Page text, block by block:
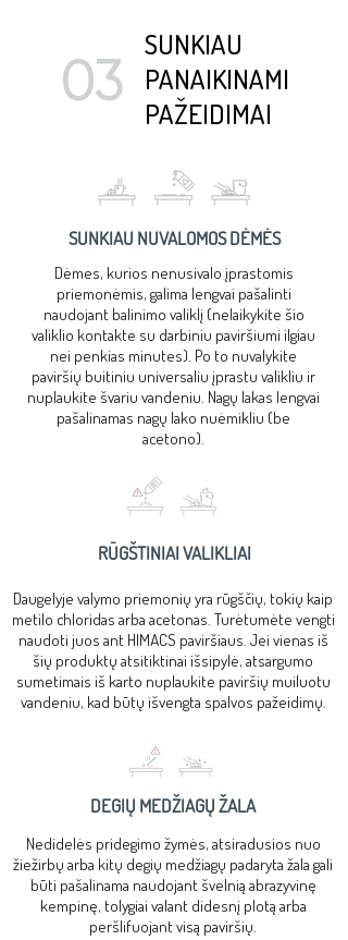
03
SUNKIAU
PANAIKINAMI
PAŽEIDIMAI
SUNKIAU NUVALOMOS DĖMĖS
Dėmes, kurios nenusivalo įprastomis
priemonėmis, galima lengvai pašalinti
naudojant balinimo valiklį (nelaikykite šio
valiklio kontakte su darbiniu paviršiumi ilgiau
nei penkias minutes). Po to nuvalykite
paviršių buitiniu universaliu įprastu valikliu ir
nuplaukite švariu vandeniu. Nagų lakas lengvai
pašalinamas nagų lako nuėmikliu (be
acetono).
RŪGŠTINIAI VALIKLIAI
Daugelyje valymo priemonių yra rūgščių, tokių kaip
metilo chloridas arba acetonas. Turėtumėte vengti
naudoti juos ant HIMACS paviršiaus. Jei vienas iš
šių produktų atsitiktinai išsipylė, atsargumo
sumetimais iš karto nuplaukite paviršių muiluotu
vandeniu, kad būtų išvengta spalvos pažeidimų.
DEGIŲ MEDŽIAGŲ ŽALA
Nedidelės pridegimo žymės, atsiradusios nuo
žiežirbų arba kitų degių medžiagų padaryta žala gali
būti pašalinama naudojant švelnią abrazyvinę
kempinę, tolygiai valant didesnį plotą arba
peršlifuojant visą paviršių.